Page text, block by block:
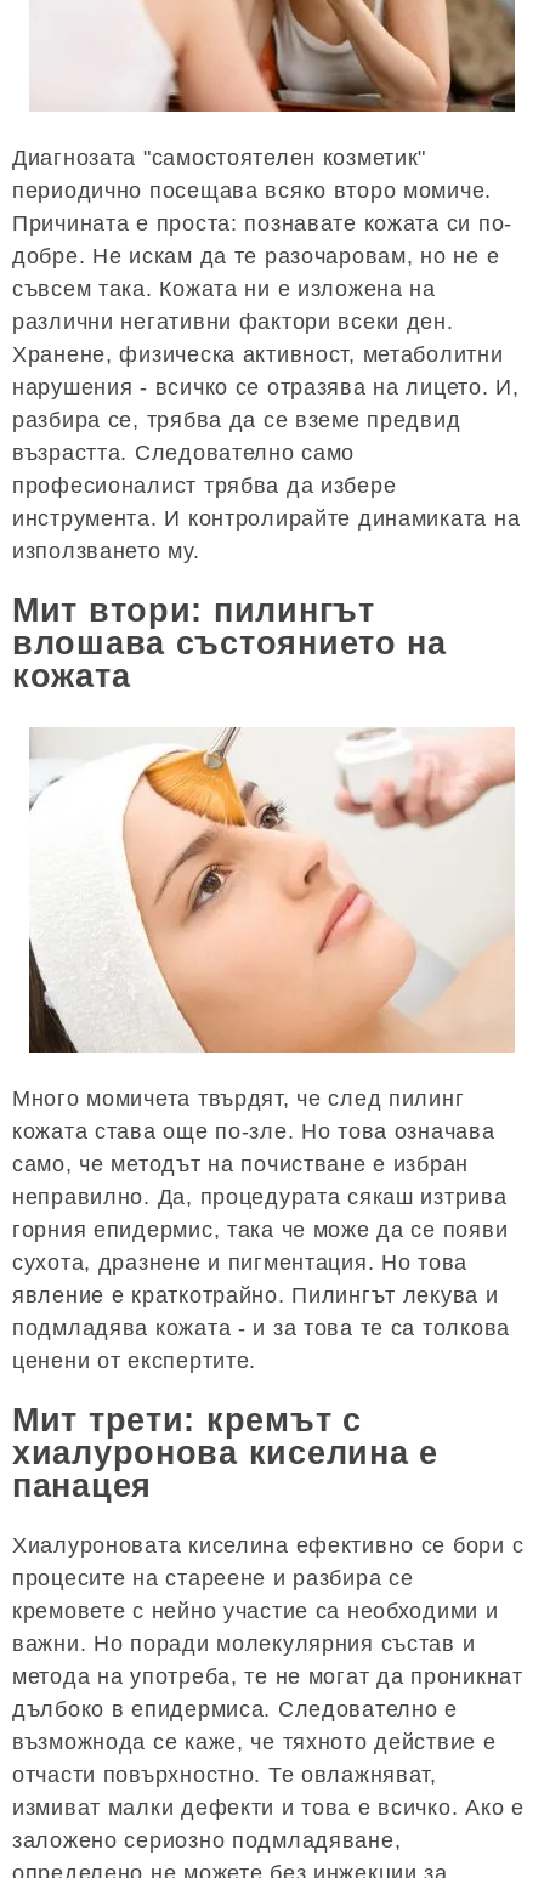
Диагнозата "самостоятелен козметик"
периодично посещава всяко второ момиче.
Причината е проста: познавате кожата си по-
добре. Не искам да те разочаровам, но не е
съвсем така. Кожата ни е изложена на
различни негативни фактори всеки ден.
Хранене, физическа активност, метаболитни
нарушения - всичко се отразява на лицето. И,
разбира се, трябва да се вземе предвид
възрастта. Следователно само
професионалист трябва да избере
инструмента. И контролирайте динамиката на
използването му.
Мит втори: пилингът
влошава състоянието на
кожата
Много момичета твърдят, че след пилинг
кожата става още по-зле. Но това означава
само, че методът на почистване е избран
неправилно. Да, процедурата сякаш изтрива
горния епидермис, така че може да се появи
сухота, дразнене и пигментация. Но това
явление е краткотрайно. Пилингът лекува и
подмладява кожата - и за това те са толкова
ценени от експертите.
Мит трети: кремът с
хиалуронова киселина е
панацея
Хиалуроновата киселина ефективно се бори с
процесите на стареене и разбира се
кремовете с нейно участие са необходими и
важни. Но поради молекулярния състав и
метода на употреба, те не могат да проникнат
дълбоко в епидермиса. Следователно е
възможнода се каже, че тяхното действие е
отчасти повърхностно. Те овлажняват,
измиват малки дефекти и това е всичко. Ако е
заложено сериозно подмладяване,